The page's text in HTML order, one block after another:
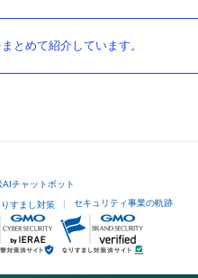
とめて紹介しています。
チャットボット
すまし対策 セキュリティ事業の軌跡